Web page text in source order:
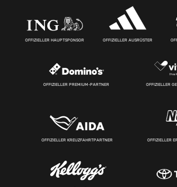
OFFIZIELLER HAUPTSPONSOR OFFIZIELLER AUSRÜSTER
OFFIZIELLER PREMIUM-PARTNER OFFIZIELLER
OFFIZIELLER KREUZFAHRTPARTNER OFFIZIELLER